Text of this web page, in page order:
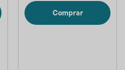
Comprar